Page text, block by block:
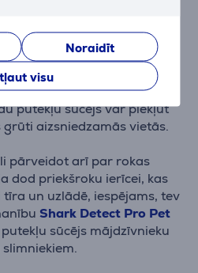
Noraidīt
visu
uzgaļus, Shark Detect
ir aprīkots ar QuadClean
Wrap tehnoloģiju, kas
no dažāda veida grīdām.
rokturim un labai
putekļu sūcējs var piekļūt
aizsniedzamās vietās.
pārveidot arī par rokas
dod priekšroku ierīcei, kas
un uzlādē, iespējams, tev
Shark Detect Pro Pet
sūcējs mājdzīvnieku